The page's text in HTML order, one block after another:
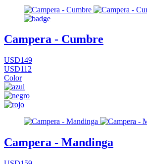
Campera - Cumbre
USD149
USD112
Color
Campera - Mandinga